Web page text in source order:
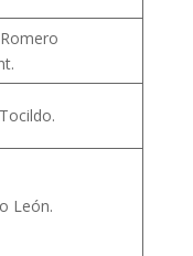
León.